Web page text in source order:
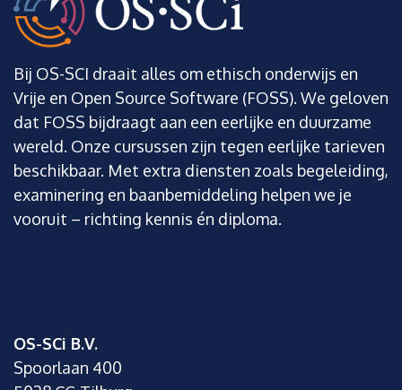
Bij OS-SCI draait alles om ethisch onderwijs en
Vrije en Open Source Software (FOSS). We geloven
dat FOSS bijdraagt aan een eerlijke en duurzame
wereld. Onze cursussen zijn tegen eerlijke tarieven
beschikbaar. Met extra diensten zoals begeleiding,
examinering en baanbemiddeling helpen we je
vooruit – richting kennis én diploma.
OS-SCi B.V.
Spoorlaan 400